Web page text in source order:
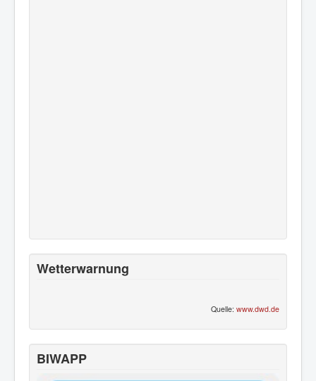
Wetterwarnung
Quelle: www.dwd.de
BIWAPP